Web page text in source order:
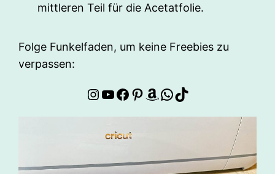
mittleren Teil für die Acetatfolie.
Folge Funkelfaden, um keine Freebies zu
verpassen:
Instagram
YouTube
Facebook
Pinterest
Amazon
WhatsApp
TikTok